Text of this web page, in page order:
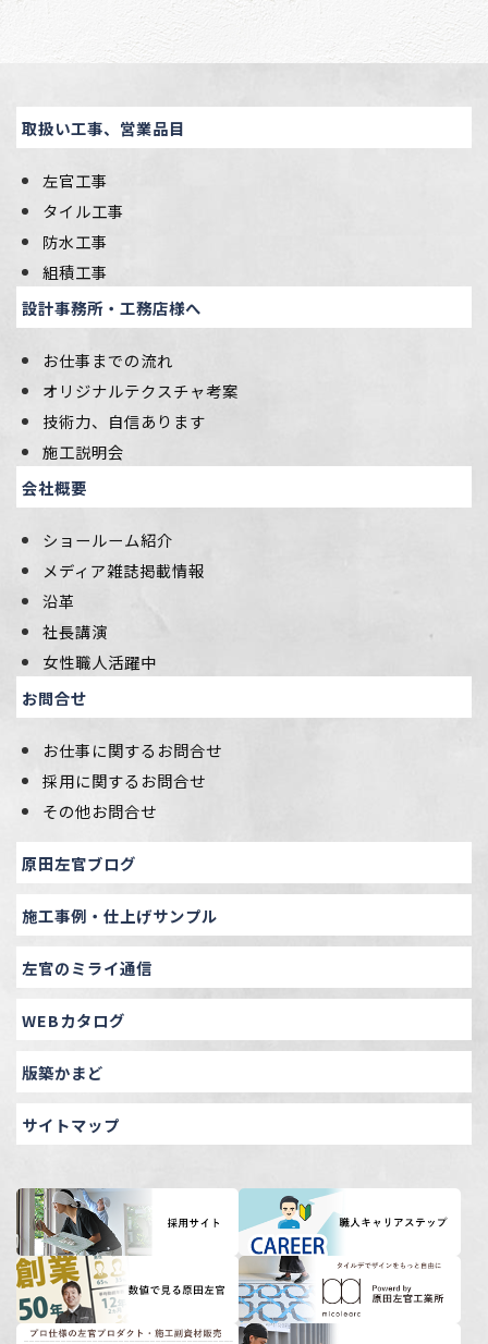
取扱い工事、営業品目
左官工事
タイル工事
防水工事
組積工事
設計事務所・工務店様へ
お仕事までの流れ
オリジナルテクスチャ考案
技術力、自信あります
施工説明会
会社概要
ショールーム紹介
メディア雑誌掲載情報
沿革
社長講演
女性職人活躍中
お問合せ
お仕事に関するお問合せ
採用に関するお問合せ
その他お問合せ
原田左官ブログ
施工事例・仕上げサンプル
左官のミライ通信
WEBカタログ
版築かまど
サイトマップ